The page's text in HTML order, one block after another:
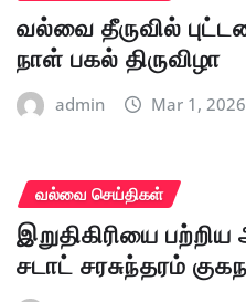
வல்வை தீருவில்
நாள் பகல் திருவிழா
admin Mar 1, 2026
வல்வை செய்திகள்
இறுதிகிரியை
சடாட் சரசுந்தரம்